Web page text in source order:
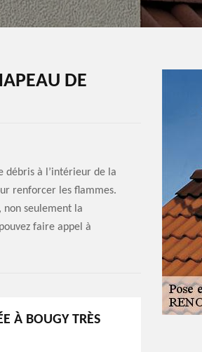
DE
débris à l’intérieur de la
renforcer les flammes.
non seulement la
faire appel à
À BOUGY TRÈS